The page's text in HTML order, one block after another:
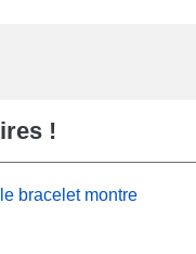
!
bracelet montre